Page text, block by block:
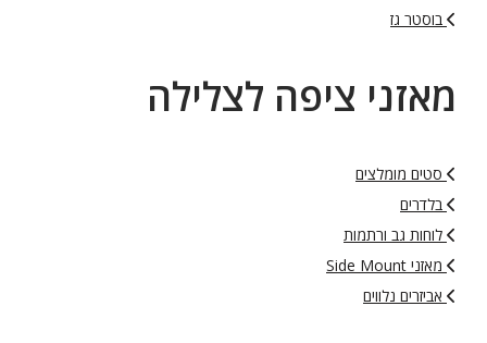
בוסטר גז
מאזני ציפה לצלילה
סטים מומלצים
בלדרים
לוחות גב ורתמות
מאזני Side Mount
אביזרים נלווים